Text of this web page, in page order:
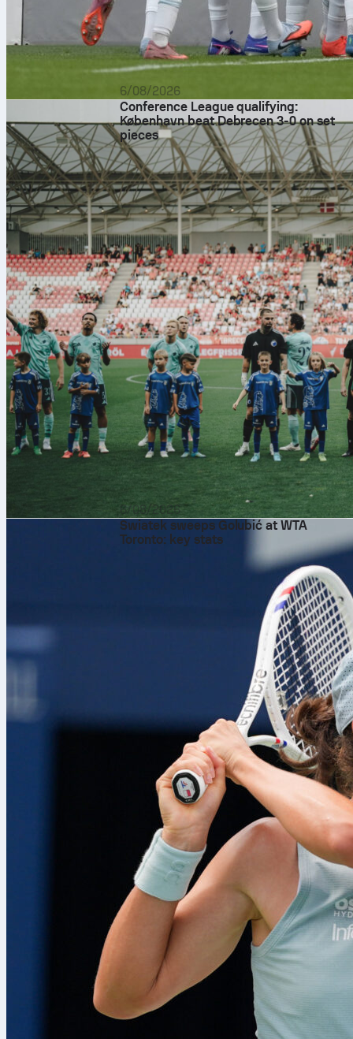
6/08/2026
Conference League qualifying:
København beat Debrecen 3-0 on set
pieces
6/08/2026
Swiatek sweeps Golubić at WTA
Toronto: key stats